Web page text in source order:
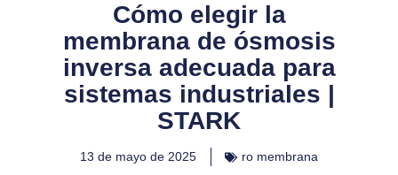
Cómo elegir la
membrana de ósmosis
inversa adecuada para
sistemas industriales |
STARK
13 de mayo de 2025 ro membrana